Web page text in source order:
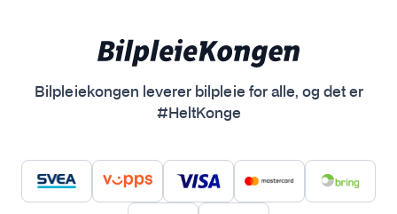
Bilpleiekongen leverer bilpleie for alle, og det er
#HeltKonge